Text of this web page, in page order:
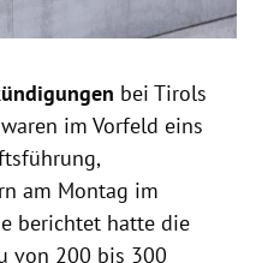
bei Tirols
im Vorfeld eins
am Montag im
berichtet hatte die
von 200 bis 300